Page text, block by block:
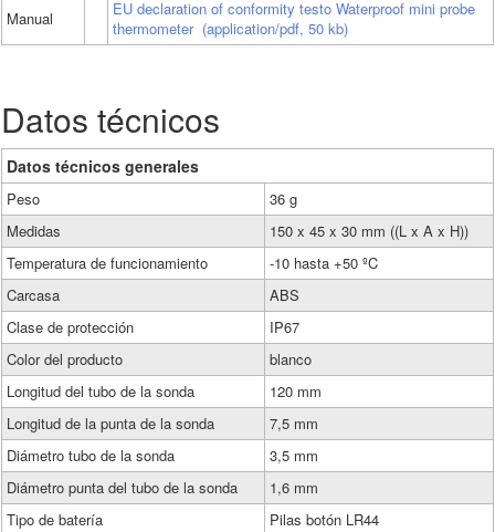
Manual
EU declaration of conformity testo Waterproof mini probe
thermometer (application/pdf, 50 kb)
Datos técnicos
Datos técnicos generales
Peso
36 g
Medidas
150 x 45 x 30 mm ((L x A x H))
Temperatura de funcionamiento
-10 hasta +50 ºC
Carcasa
ABS
Clase de protección
IP67
Color del producto
blanco
Longitud del tubo de la sonda
120 mm
Longitud de la punta de la sonda
7,5 mm
Diámetro tubo de la sonda
3,5 mm
Diámetro punta del tubo de la sonda
1,6 mm
Tipo de batería
Pilas botón LR44